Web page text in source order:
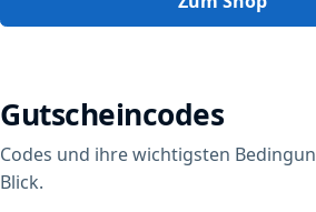
Gutscheincodes
Codes und ihre wichtigsten
Blick.